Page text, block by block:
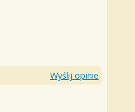
Wyślij opinie